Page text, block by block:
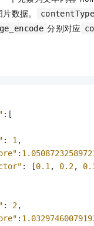
数据。 contentType
分别对应
: [
: 1 ,
:
: [0.1 , 0.2,
: 2,
: